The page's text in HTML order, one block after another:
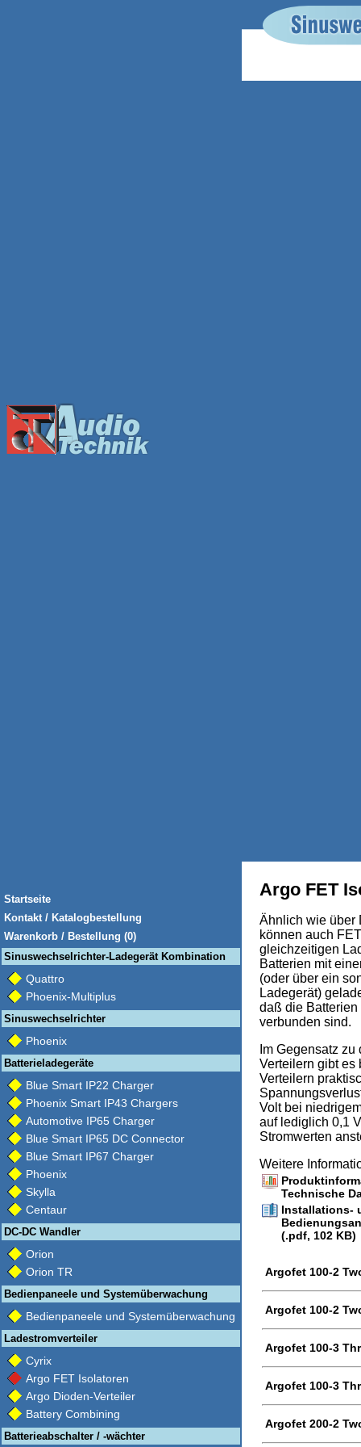
Startseite
Kontakt / Katalogbestellung
Warenkorb / Bestellung (0)
Sinuswechselrichter-Ladegerät Kombination
Quattro
Phoenix-Multiplus
Sinuswechselrichter
Phoenix
Batterieladegeräte
Blue Smart IP22 Charger
Phoenix Smart IP43 Chargers
Automotive IP65 Charger
Blue Smart IP65 DC Connector
Blue Smart IP67 Charger
Phoenix
Skylla
Centaur
DC-DC Wandler
Orion
Orion TR
Bedienpaneele und Systemüberwachung
Bedienpaneele und Systemüberwachung
Ladestromverteiler
Cyrix
Argo FET Isolatoren
Argo Dioden-Verteiler
Battery Combining
Batterieabschalter / -wächter
Argo FET
Ähnlich wie über
können auch
gleichzeitigen
Batterien mit
(oder über ein
Ladegerät)
daß die
verbunden sind.
Im Gegensatz
Verteilern gibt es
Verteilern
Volt bei
auf lediglich 0,1
Stromwerten
Weitere
Technische
Installations-
(.pdf, 102 KB)
Argofet 100-2
Argofet 100-2
Argofet 100-3
Argofet 100-3
Argofet 200-2